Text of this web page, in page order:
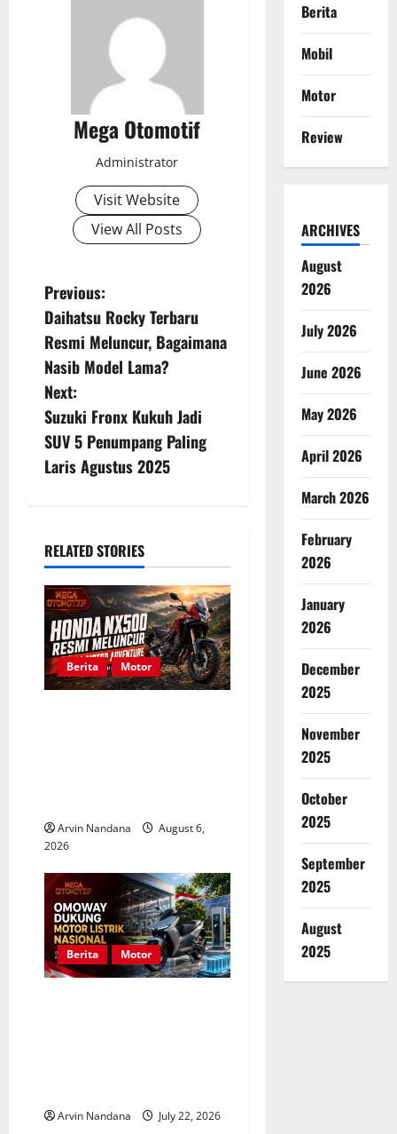
Mega Otomotif
Administrator
Visit Website
View All Posts
P
o
s
t
n
a
i
g
a
t
Previous:
Daihatsu Rocky Terbaru
Resmi Meluncur, Bagaimana
Nasib Model Lama?
Next:
Suzuki Fronx Kukuh Jadi
SUV 5 Penumpang Paling
Laris Agustus 2025
RELATED STORIES
Berita Motor
Arvin Nandana
August 6,
2026
Berita Motor
Arvin Nandana July 22, 2026
Berita
Mobil
Motor
Review
ARCHIVES
August
2026
July 2026
June 2026
May 2026
April 2026
March 2026
February
2026
January
2026
December
2025
November
2025
October
2025
September
2025
August
2025